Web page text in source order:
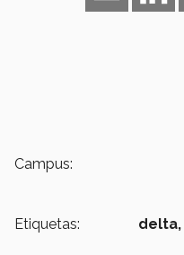
Campus:
Etiquetas: delta,